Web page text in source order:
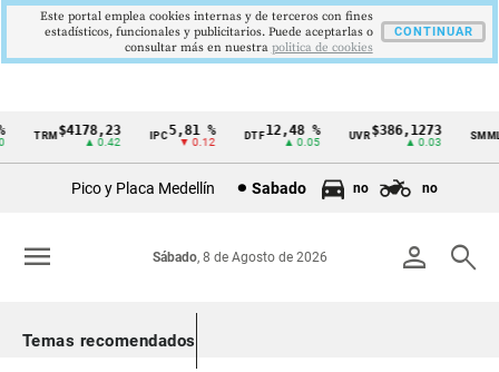
Cintillo
Colombia
TRM$4178,23
▲ 0.42
5,81 %
▼ 0.12
DTF12,48 %
▲ 0.05
UVR$386,1273
▲ 0.03
SMMLV
Pico y Placa Medellín Sabado no no
person search
Sábado, 8 de Agosto de 2026
menu
Temas recomendados
Este portal emplea cookies internas y de terceros con fines
estadísticos, funcionales y publicitarios. Puede aceptarlas o
consultar más en nuestra politica de cookies
CONTINUAR